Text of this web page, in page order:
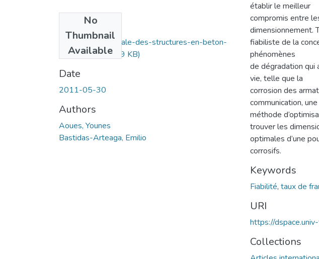
No
Thumbnail
Available
Conception-optimale-des-structures-en-beton-
arme.PDF(386.59 KB)
Date
2011-05-30
Authors
Aoues, Younes
Bastidas-Arteaga, Emilio
établir le meilleur
compromis entre
dimensionnement.
fiabiliste de la
phénomènes
de dégradation qui
vie, telle que la
corrosion des
communication, une
méthode
trouver les
optimales d’une
corrosifs.
Keywords
Fiabilité, taux de
URI
https://
Collections